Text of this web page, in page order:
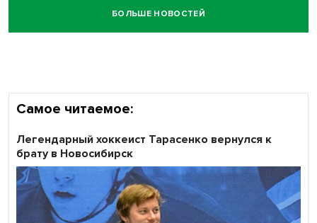
Честный выбор: видеонаблюдение обеспечит
объективность результатов ЕДГ в Новосибирской
БОЛЬШЕ НОВОСТЕЙ
Самое читаемое:
Легендарный хоккеист Тарасенко вернулся к
брату в Новосибирск